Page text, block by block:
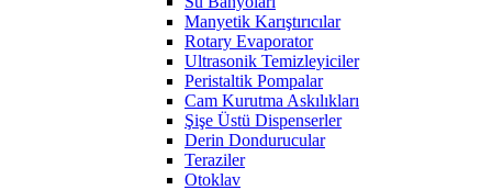
Manyetik Karıştırıcılar
Rotary Evaporator
Ultrasonik Temizleyiciler
Peristaltik Pompalar
Cam Kurutma Askılıkları
Şişe Üstü Dispenserler
Derin Dondurucular
Teraziler
Otoklav